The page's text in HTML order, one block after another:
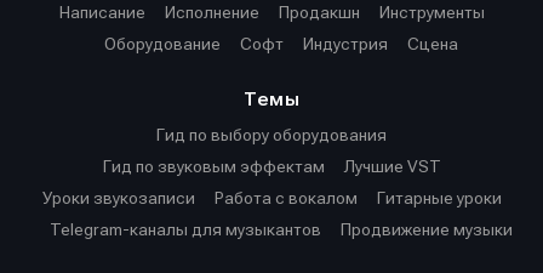
Написание
Исполнение Продакшн
Инструменты
Оборудование
Софт Индустрия Сцена
Темы
Гид по выбору оборудования
Гид по звуковым эффектам
Лучшие VST
Уроки звукозаписи
Работа с вокалом
Гитарные уроки
Telegram-каналы для музыкантов
Продвижение музыки